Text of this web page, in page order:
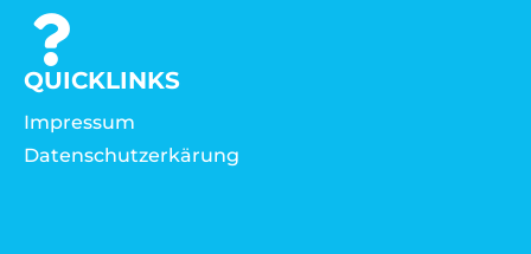
QUICKLINKS
Impressum
Datenschutzerkärung